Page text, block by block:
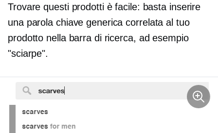
Trovare questi prodotti è facile: basta inserire
una parola chiave generica correlata al tuo
prodotto nella barra di ricerca, ad esempio
"sciarpe".